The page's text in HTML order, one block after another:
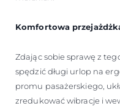
Komfortowa
Zdając sobie sprawę z
spędzić długi urlop na
promu pasażerskiego,
zredukować wibracje i